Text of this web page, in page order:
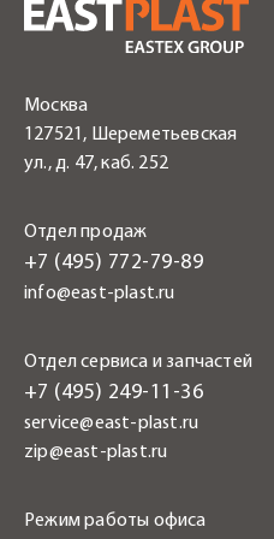
Москва
127521, Шереметьевская
ул., д. 47, каб. 252
Отдел продаж
+7 (495) 772-79-89
info@east-plast.ru
Отдел сервиса и запчастей
+7 (495) 249-11-36
service@east-plast.ru
zip@east-plast.ru
Режим работы офиса